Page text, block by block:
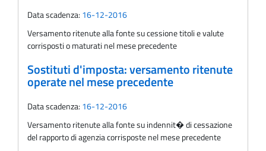
Data scadenza: 16-12-2016
Versamento ritenute alla fonte su cessione titoli e valute
corrisposti o maturati nel mese precedente
Sostituti d'imposta: versamento ritenute
operate nel mese precedente
Data scadenza: 16-12-2016
Versamento ritenute alla fonte su indennit� di cessazione
del rapporto di agenzia corrisposte nel mese precedente